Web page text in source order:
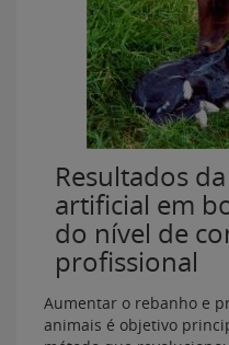
Resultados
artificial em
do nível de
profissional
Aumentar o rebanho e
animais é objetivo